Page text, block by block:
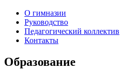
О гимназии
Руководство
Педагогический коллектив
Контакты
Образование